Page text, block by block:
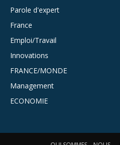
Parole d'expert
France
Emploi/Travail
Innovations
FRANCE/MONDE
Management
ECONOMIE